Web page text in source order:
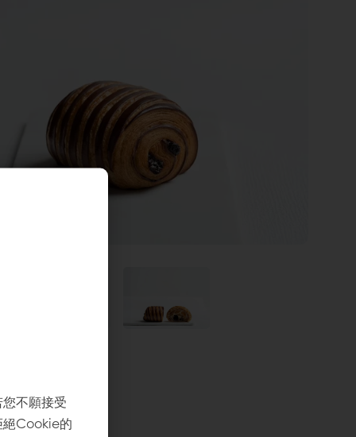
不願接受
絕Cookie的